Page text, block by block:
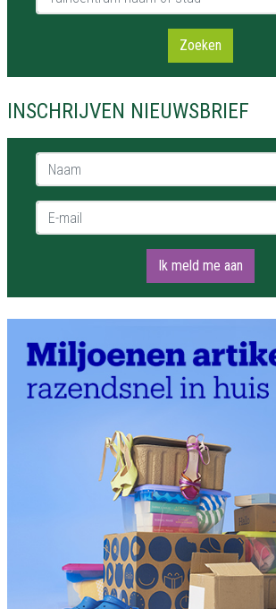
Zoeken
INSCHRIJVEN NIEUWSBRIEF
Naam *
E-mail *
Ik meld me aan